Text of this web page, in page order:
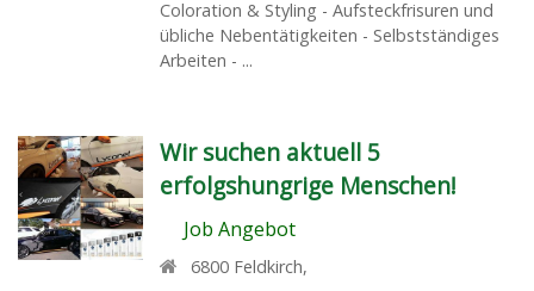
Coloration & Styling - Aufsteckfrisuren und
übliche Nebentätigkeiten - Selbstständiges
Arbeiten - ...
Wir suchen aktuell 5
erfolgshungrige Menschen!
Job Angebot
6800 Feldkirch,